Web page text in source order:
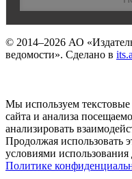
© 2014–2026 АО
ведомости». Сделано в
Мы используем
сайта и анализа
анализировать
Продолжая использовать
условиями
Политике